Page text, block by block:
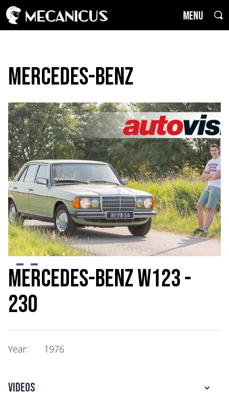
MENU
Mercedes-Benz
Mercedes-Benz W123 -
230
Year: 1976
Videos